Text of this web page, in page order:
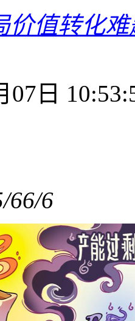
价值转化
07日
66/6